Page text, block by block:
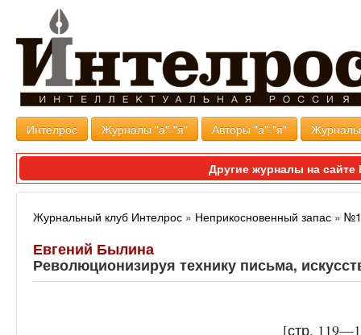
Интелрос Журналы "а"-"я" Авторы "а"-"я"
Другие журналы на
Журнальный клуб Интелрос » Неприкосновенный запас »
Евгений Былина
Революционизируя технику письма,
[стр.